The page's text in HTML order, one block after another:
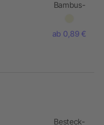
Bambus-
ab 0,89 €
Besteck-